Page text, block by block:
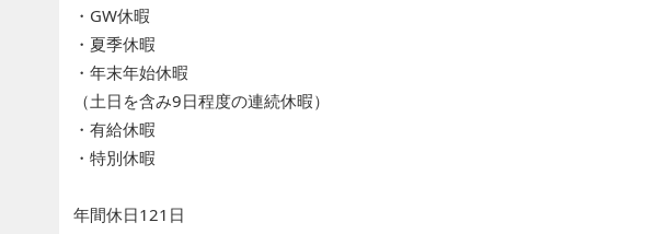
・GW休暇
・夏季休暇
・年末年始休暇
（土日を含み9日程度の連続休暇）
・有給休暇
・特別休暇
年間休日121日